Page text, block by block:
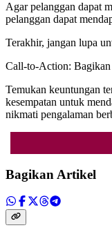
Agar pelanggan dapat
pelanggan dapat
Terakhir, jangan lupa
Call-to-Action: Bagikan
Temukan keuntungan
kesempatan untuk
nikmati pengalaman
Bagikan Artikel